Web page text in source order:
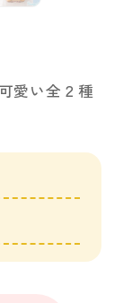
愛い全２種